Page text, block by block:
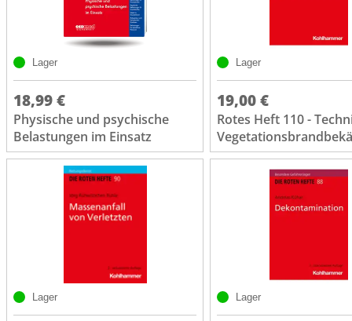
Lager
18,99 €
Physische und psychische
Belastungen im Einsatz
Lager
19,00 €
Rotes Heft 110 -
Lager Lager